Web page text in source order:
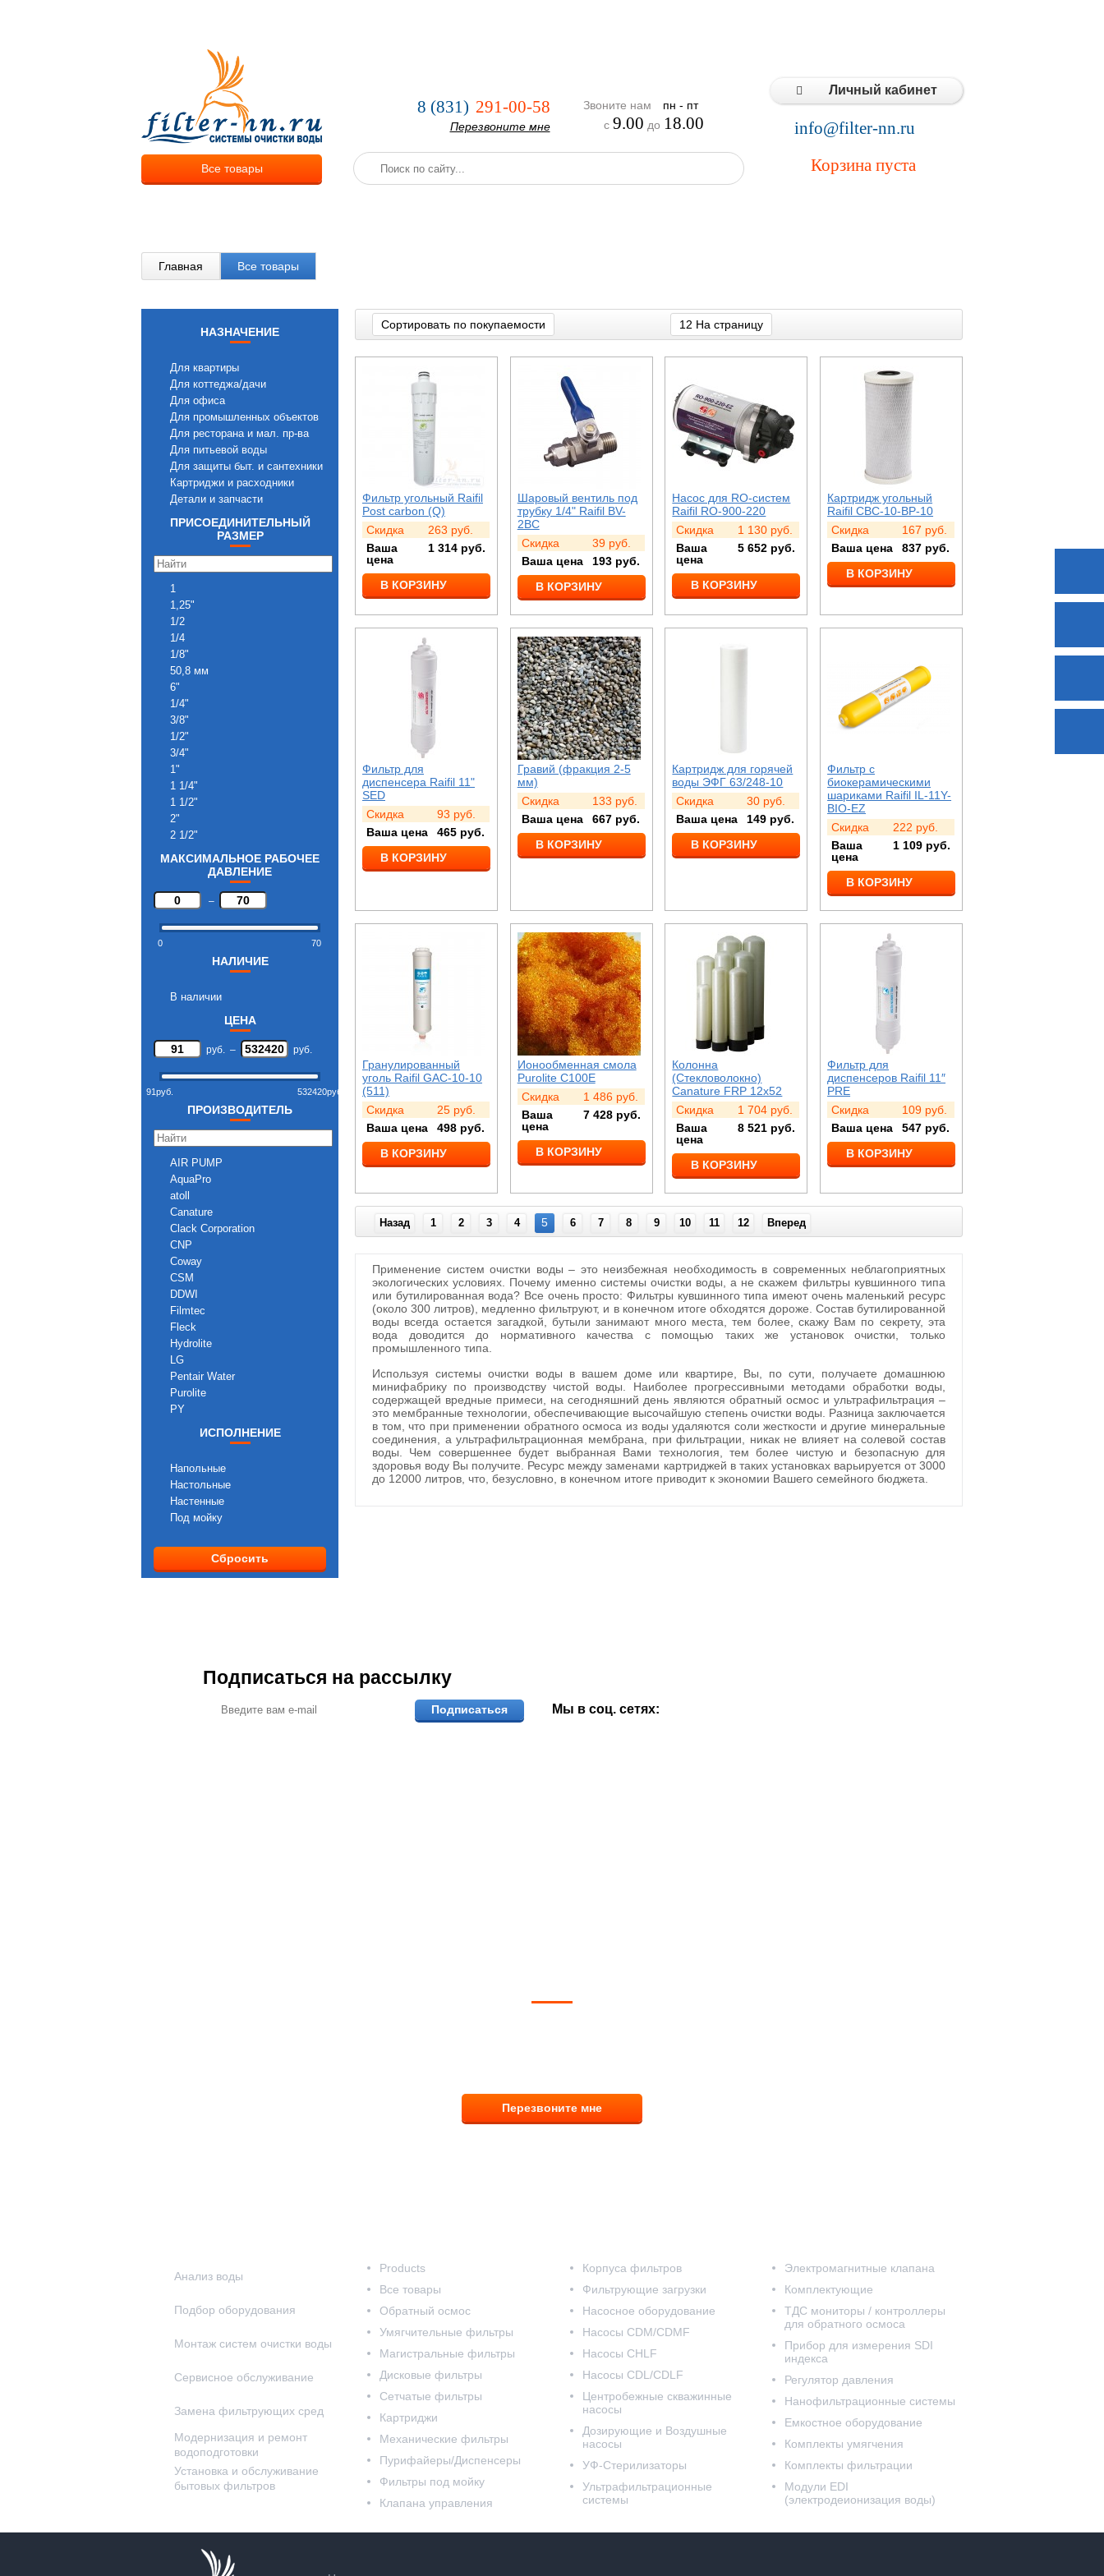
Все товары
8 (831) 291-00-58
Перезвоните мне
Звоните нам
пн - пт
с 9.00 до 18.00
Личный кабинет
info@filter-nn.ru
Корзина пуста
Главная Все товары
НАЗНАЧЕНИЕ
Для квартиры
Для коттеджа/дачи
Для офиса
Для промышленных объектов
Для ресторана и мал. пр-ва
Для питьевой воды
Для защиты быт. и сантехники
Картриджи и расходники
Детали и запчасти
ПРИСОЕДИНИТЕЛЬНЫЙ
РАЗМЕР
1
1,25"
1/2
1/4
1/8"
50,8 мм
6"
1/4"
3/8"
1/2"
3/4"
1"
1 1/4"
1 1/2"
2"
2 1/2"
3"
МАКСИМАЛЬНОЕ РАБОЧЕЕ
ДАВЛЕНИЕ
–
0 70
НАЛИЧИЕ
В наличии
ЦЕНА
руб. – руб.
91 руб. 532420руб.
ПРОИЗВОДИТЕЛЬ
AIR PUMP
AquaPro
atoll
Canature
Clack Corporation
CNP
Coway
CSM
DDWI
Filmtec
Fleck
Hydrolite
LG
Pentair Water
Purolite
PY
SpaceAqua
VONTRON
WiseWater
Альянс-Нева
ДП Маркет
ИСПОЛНЕНИЕ
Напольные
Настольные
Настенные
Под мойку
Сбросить
Сортировать по покупаемости 12 На страницу
Фильтр угольный Raifil
Post carbon (Q)
Скидка
263 руб.
Ваша
цена
1 314 руб.
В КОРЗИНУ
Шаровый вентиль под
трубку 1/4" Raifil BV-
2BC
Скидка
39 руб.
Ваша цена
193руб.
В КОРЗИНУ
Насос для RO-систем
Raifil RO-900-220
Скидка
1 130 руб.
Ваша
цена
5 652 руб.
В КОРЗИНУ
Картридж угольный
Raifil CBC-10-BP-10
Скидка
167 руб.
Ваша цена
837 руб.
В КОРЗИНУ
Фильтр для
диспенсера Raifil 11"
SED
Скидка
93 руб.
Ваша цена
465 руб.
В КОРЗИНУ
Гравий (фракция 2-5
мм)
Скидка
133 руб.
Ваша цена
667руб.
В КОРЗИНУ
Картридж для горячей
воды ЭФГ 63/248-10
Скидка
30 руб.
Ваша цена
149 руб.
В КОРЗИНУ
Фильтр с
биокерамическими
шариками Raifil IL-11Y-
BIO-EZ
Скидка
222 руб.
Ваша
цена
1 109 руб.
В КОРЗИНУ
Гранулированный
уголь Raifil GAC-10-10
(511)
Скидка
25 руб.
Ваша цена
498 руб.
В КОРЗИНУ
Ионообменная смола
Purolite C100E
Скидка
1 486 руб.
Ваша
цена
7 428руб.
В КОРЗИНУ
Колонна
(Стекловолокно)
Canature FRP 12х52
Скидка
1 704 руб.
Ваша
цена
8 521 руб.
В КОРЗИНУ
Фильтр для
диспенсеров Raifil 11″
PRE
Скидка
109 руб.
Ваша цена
547 руб.
В КОРЗИНУ
Назад 1 2 3 4 5 6 7 8 9 10 11 12 Вперед
Применение систем очистки воды – это неизбежная необходимость в современных неблагоприятных
экологических условиях. Почему именно системы очистки воды, а не скажем фильтры кувшинного типа
или бутилированная вода? Все очень просто: Фильтры кувшинного типа имеют очень маленький ресурс
(около 300 литров), медленно фильтруют, и в конечном итоге обходятся дороже. Состав бутилированной
воды всегда остается загадкой, бутыли занимают много места, тем более, скажу Вам по секрету, эта
вода доводится до нормативного качества с помощью таких же установок очистки, только
промышленного типа.
Используя системы очистки воды в вашем доме или квартире, Вы, по сути, получаете домашнюю
минифабрику по производству чистой воды. Наиболее прогрессивными методами обработки воды,
содержащей вредные примеси, на сегодняшний день являются обратный осмос и ультрафильтрация –
это мембранные технологии, обеспечивающие высочайшую степень очистки воды. Разница заключается
в том, что при применении обратного осмоса из воды удаляются соли жесткости и другие минеральные
соединения, а ультрафильтрационная мембрана, при фильтрации, никак не влияет на солевой состав
воды. Чем совершеннее будет выбранная Вами технология, тем более чистую и безопасную для
здоровья воду Вы получите. Ресурс между заменами картриджей в таких установках варьируется от 3000
до 12000 литров, что, безусловно, в конечном итоге приводит к экономии Вашего семейного бюджета.
Подписаться на рассылку
Подписаться Мы в соц. сетях:
Перезвоните мне
Анализ воды
Подбор оборудования
Монтаж систем очистки воды
Сервисное обслуживание
Замена фильтрующих сред
Модернизация и ремонт
водоподготовки
Установка и обслуживание
бытовых фильтров
Products
Все товары
Обратный осмос
Умягчительные фильтры
Магистральные фильтры
Дисковые фильтры
Сетчатые фильтры
Картриджи
Механические фильтры
Пурифайеры/Диспенсеры
Фильтры под мойку
Клапана управления
Корпуса фильтров
Фильтрующие загрузки
Насосное оборудование
Насосы CDM/CDMF
Насосы CHLF
Насосы CDL/CDLF
Центробежные скважинные
насосы
Дозирующие и Воздушные
насосы
УФ-Стерилизаторы
Ультрафильтрационные
системы
Электромагнитные клапана
Комплектующие
ТДС мониторы / контроллеры
для обратного осмоса
Прибор для измерения SDI
индекса
Регулятор давления
Нанофильтрационные системы
Емкостное оборудование
Комплекты умягчения
Комплекты фильтрации
Модули EDI
(электродеионизация воды)